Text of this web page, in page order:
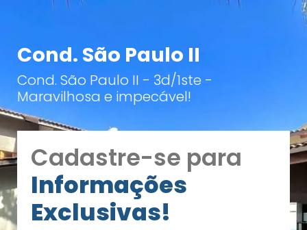
Cond. São Paulo II
Cond. São Paulo II - 3d/1ste -
Maravilhosa e impecável!
Cadastre-se para
Informações
Exclusivas!